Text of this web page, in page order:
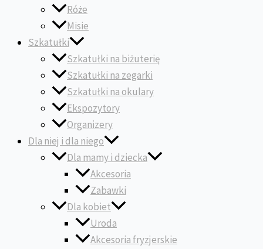
Róże
Misie
Szkatułki
Szkatułki na biżuterię
Szkatułki na zegarki
Szkatułki na okulary
Ekspozytory
Organizery
Dla niej i dla niego
Dla mamy i dziecka
Akcesoria
Zabawki
Dla kobiet
Uroda
Akcesoria fryzjerskie